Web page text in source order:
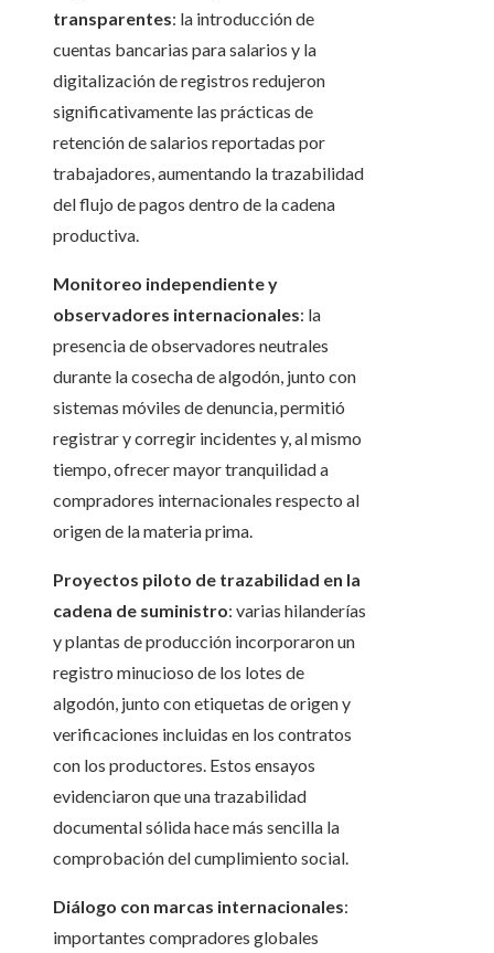
transparentes: la introducción de
cuentas bancarias para salarios y la
digitalización de registros redujeron
significativamente las prácticas de
retención de salarios reportadas por
trabajadores, aumentando la trazabilidad
del flujo de pagos dentro de la cadena
productiva.
Monitoreo independiente y
observadores internacionales: la
presencia de observadores neutrales
durante la cosecha de algodón, junto con
sistemas móviles de denuncia, permitió
registrar y corregir incidentes y, al mismo
tiempo, ofrecer mayor tranquilidad a
compradores internacionales respecto al
origen de la materia prima.
Proyectos piloto de trazabilidad en la
cadena de suministro: varias hilanderías
y plantas de producción incorporaron un
registro minucioso de los lotes de
algodón, junto con etiquetas de origen y
verificaciones incluidas en los contratos
con los productores. Estos ensayos
evidenciaron que una trazabilidad
documental sólida hace más sencilla la
comprobación del cumplimiento social.
Diálogo con marcas internacionales:
importantes compradores globales